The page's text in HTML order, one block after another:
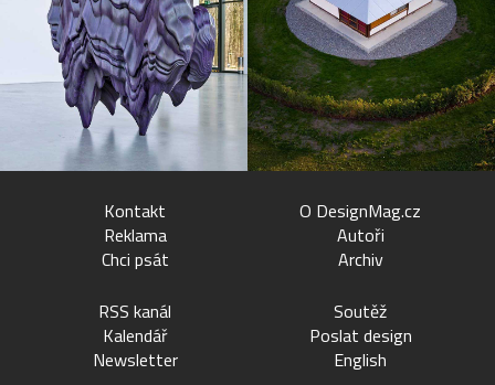
Kontakt
Reklama
Chci psát
O DesignMag.cz
Autoři
Archiv
RSS kanál
Kalendář
Newsletter
Soutěž
Poslat design
English